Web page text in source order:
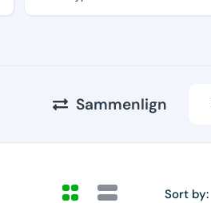
Sammenlign
Sort by: